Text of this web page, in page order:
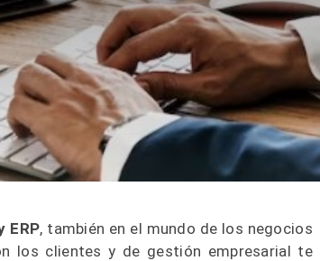
ERP, también en el mundo de los negocios
los clientes y de gestión empresarial te